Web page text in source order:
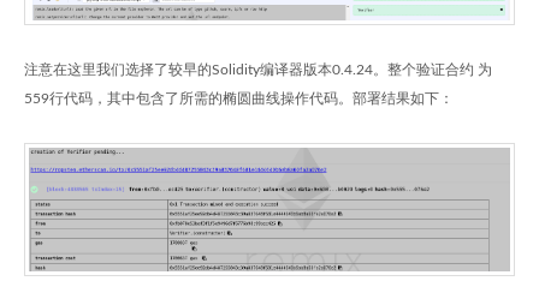
注意在这里我们选择了较早的Solidity编译器版本0.4.24。整个验证合约 为
559行代码，其中包含了所需的椭圆曲线操作代码。部署结果如下：